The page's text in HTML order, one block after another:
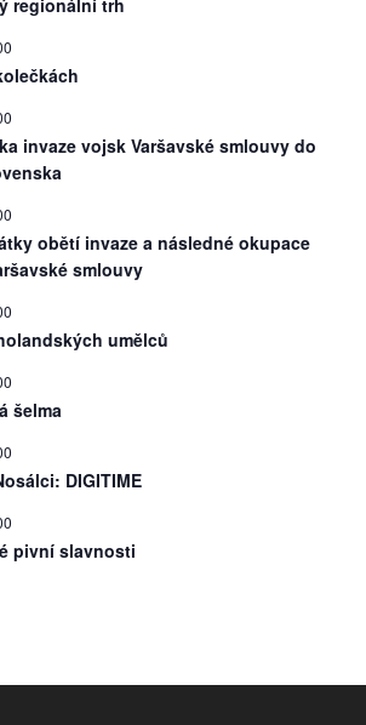
regionální trh
invaze vojsk Varšavské smlouvy do
obětí invaze a následné okupace
smlouvy
umělců
šelma
DIGITIME
pivní slavnosti